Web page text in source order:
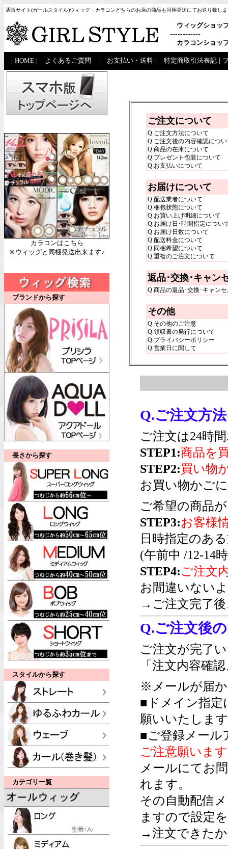
通販サイト(ガールスタイル)ウィッグ・カラコンどちらのお店の商品も同梱発送にてお送り致し
ウィッグショッ
------------
カラコンショッ
HOME よくあるご質問 お支払い・送料 特定商取引法表記
カラコンはこちら
※ウィッグと同梱発送出来ます♪
ブランドから探す
長さから探す
スタイルから探す
カテゴリ一覧
ご注文について
Q.ご注文方法について
Q.ご注文後の内容確認につ
Q.商品の在庫について
Q.プレゼント包装について
Q.お支払いについて
お届けについて
Q.配送業者について
Q.梱包状態について
Q.お買い上げ明細について
Q.お届け日･時間指定につい
Q.お届け日数について
Q.配送料金について
Q.同梱希望について
Q.重複のご注文について
返品･交換･キャン
Q.商品の返品･交換･キャン
その他
Q.その他のご注意
Q.領収書の発行について
Q.プライバシーポリシー
Q.営業日に関して
Q.ご注文方
ご注文は24時
STEP1:商品を
STEP2:買い物
お買い物かご
ご希望の商品
STEP3:お客様
日時指定のあ
(午前中 /12-14
STEP4:ご注文
お間違いない
→ご注文完了
Q.ご注文後
ご注文が完了
「注文内容確
※メールが届
■ドメイン指定
願いいたしま
■ご登録メール
ご注意願います
メールにてお
れます。
その自動配信
ますので設定
→注文できた